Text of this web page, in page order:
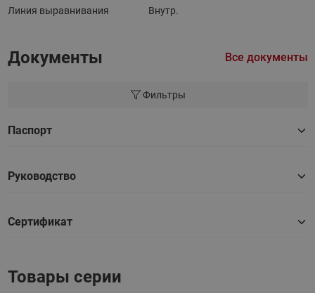
Линия выравнивания
Внутр.
Документы Все документы
Фильтры
Паспорт
Руководство
Сертификат
Товары серии